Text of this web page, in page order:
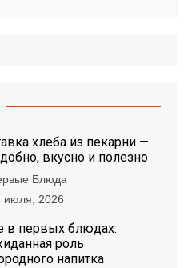
хлеба из пекарни —
вкусно и полезно
Блюда
июля, 2026
в первых блюдах:
роль
напитка